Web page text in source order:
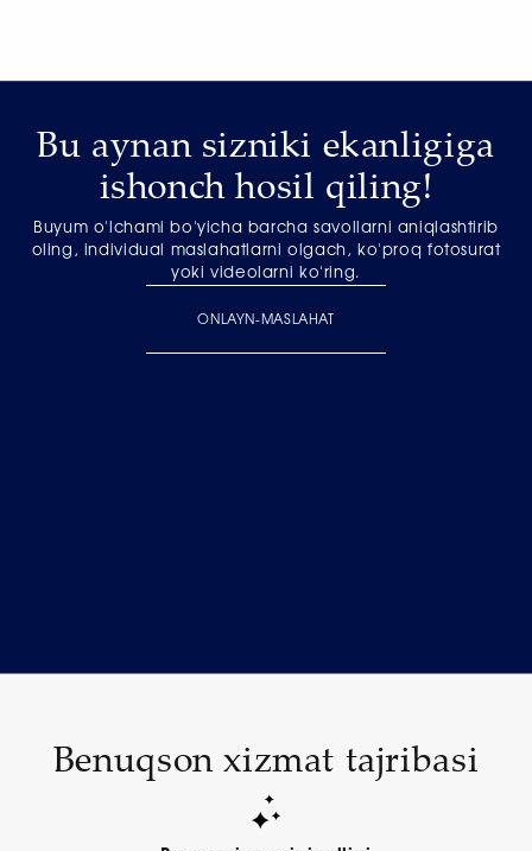
Bu aynan sizniki ekanligiga
ishonch hosil qiling!
Buyum o'lchami bo'yicha barcha savollarni aniqlashtirib
oling, individual maslahatlarni olgach, ko'proq fotosurat
yoki videolarni ko'ring.
ONLAYN-MASLAHAT
Benuqson xizmat tajribasi